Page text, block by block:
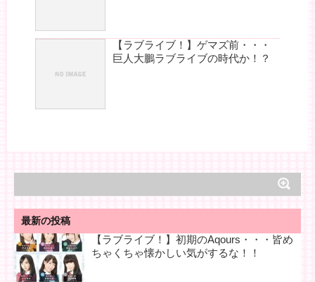
【ラブライブ！】ゲマズ前・・・
巨人大鵬ラブライブの時代か！？
最新の投稿
【ラブライブ！】初期のAqours・・・皆め
ちゃくちゃ懐かしい気がするな！！